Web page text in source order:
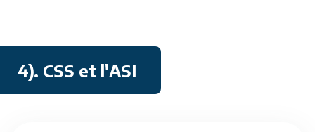
4). CSS et l'ASI